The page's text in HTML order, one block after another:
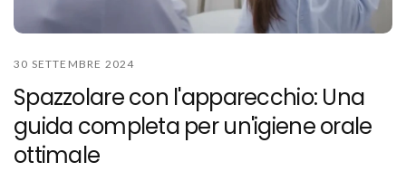
30 SETTEMBRE 2024
Spazzolare con l'apparecchio: Una
guida completa per un'igiene orale
ottimale